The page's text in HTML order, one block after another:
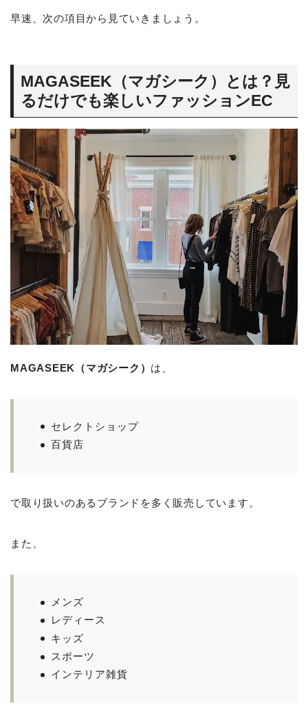
早速、次の項目から見ていきましょう。
MAGASEEK（マガシーク）とは？見
るだけでも楽しいファッションEC
MAGASEEK（マガシーク） は、
セレクトショップ
百貨店
で取り扱いのあるブランドを多く販売しています。
また、
メンズ
レディース
キッズ
スポーツ
インテリア雑貨